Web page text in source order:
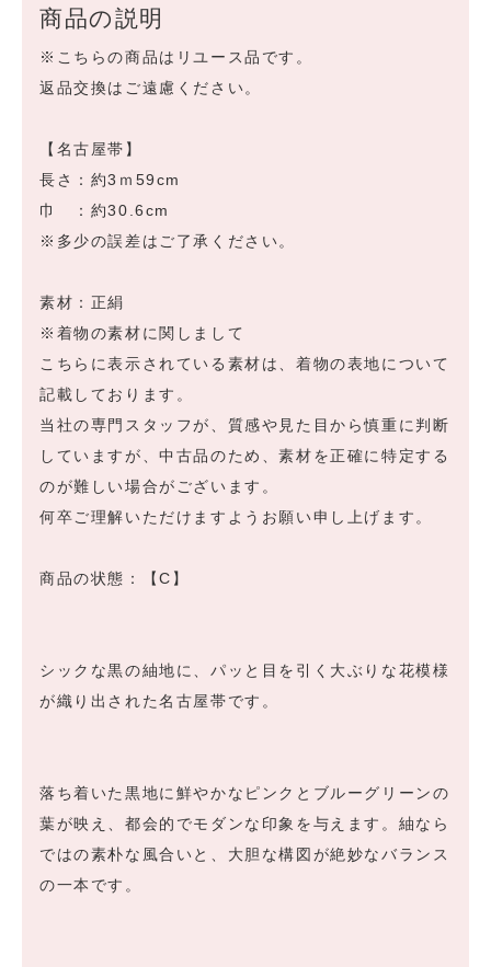
商品の説明
※こちらの商品はリユース品です。
返品交換はご遠慮ください。
【名古屋帯】
長さ：約3ｍ59cm
巾 ：約30.6cm
※多少の誤差はご了承ください。
素材：正絹
※着物の素材に関しまして
こちらに表示されている素材は、着物の表地について
記載しております。
当社の専門スタッフが、質感や見た目から慎重に判断
していますが、中古品のため、素材を正確に特定する
のが難しい場合がございます。
何卒ご理解いただけますようお願い申し上げます。
商品の状態：【C】
シックな黒の紬地に、パッと目を引く大ぶりな花模様
が織り出された名古屋帯です。
落ち着いた黒地に鮮やかなピンクとブルーグリーンの
葉が映え、都会的でモダンな印象を与えます。紬なら
ではの素朴な風合いと、大胆な構図が絶妙なバランス
の一本です。